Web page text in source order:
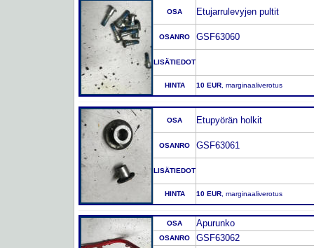
OSA Etujarrulevyjen pultit
OSANRO GSF63060
LISÄTIEDOT
HINTA 10 EUR , marginaaliverotus
OSA Etupyörän holkit
OSANRO GSF63061
LISÄTIEDOT
HINTA 10 EUR , marginaaliverotus
OSA Apurunko
OSANRO GSF63062